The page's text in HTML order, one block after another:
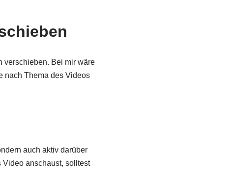
verschieben. Bei mir wäre
nach Thema des Videos
auch aktiv darüber
Video anschaust, solltest